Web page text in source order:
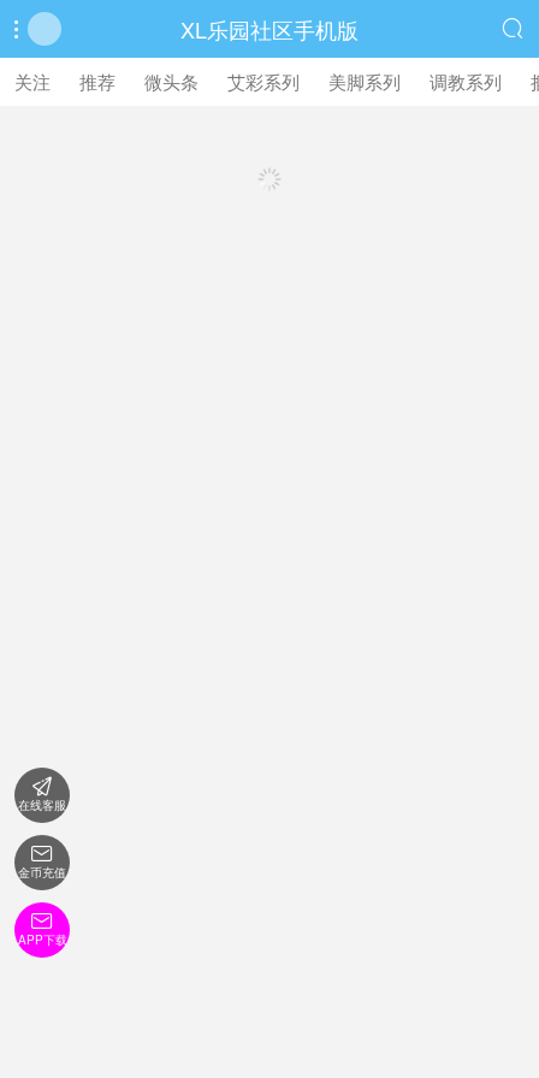
 XL乐园社区手机版 
关注 推荐 微头条 艾彩系列 美脚系列 调教系列
繁體中文版

在线客服

金币充值

APP下载